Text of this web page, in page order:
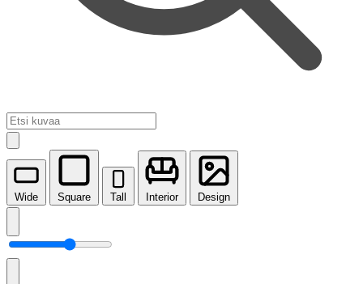
Wide Square Tall Interior Design